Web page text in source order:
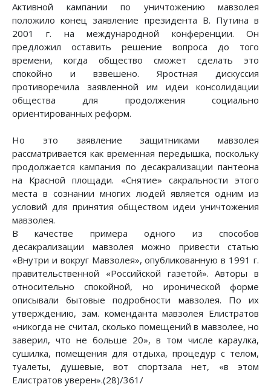
Активной кампании по уничтожению мавзолея
положило конец заявление президента В. Путина в
2001 г. на международной конференции. Он
предложил оставить решение вопроса до того
времени, когда общество сможет сделать это
спокойно и взвешено. Яростная дискуссия
противоречила заявленной им идеи консолидации
общества для продолжения социально
ориентированных реформ.
Но это заявление защитниками мавзолея
рассматривается как временная передышка, поскольку
продолжается кампания по десакрализации пантеона
на Красной площади. «Снятие» сакральности этого
места в сознании многих людей является одним из
условий для принятия обществом идеи уничтожения
мавзолея.
В качестве примера одного из способов
десакрализации мавзолея можно привести статью
«Внутри и вокруг Мавзолея», опубликованную в 1991 г.
правительственной «Российской газетой». Авторы в
относительно спокойной, но иронической форме
описывали бытовые подробности мавзолея. По их
утверждению, зам. коменданта мавзолея Елистратов
«никогда не считал, сколько помещений в мавзолее, но
заверил, что не больше 20», в том числе караулка,
сушилка, помещения для отдыха, процедур с телом,
туалеты, душевые, вот спортзала нет, «в этом
Елистратов уверен».(28)/361/